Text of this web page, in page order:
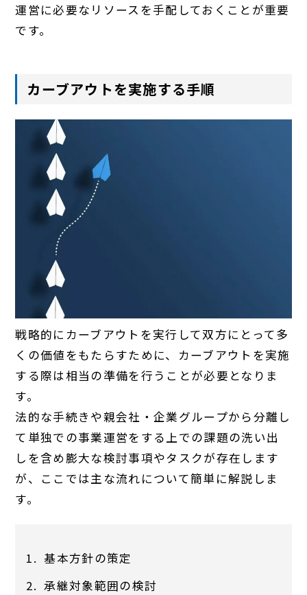
運営に必要なリソースを手配しておくことが重要
です。
カーブアウトを実施する手順
戦略的にカーブアウトを実行して双方にとって多
くの価値をもたらすために、カーブアウトを実施
する際は相当の準備を行うことが必要となりま
す。
法的な手続きや親会社・企業グループから分離し
て単独での事業運営をする上での課題の洗い出
しを含め膨大な検討事項やタスクが存在します
が、ここでは主な流れについて簡単に解説しま
す。
基本方針の策定
承継対象範囲の検討